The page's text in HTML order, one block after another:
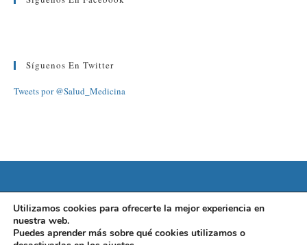
Síguenos En Twitter
Tweets por @Salud_Medicina
AVISO LEGAL|POLÍTICA DE PRIVACIDAD|POLÍTICA DE
Utilizamos cookies para ofrecerte la mejor experiencia en
nuestra web.
Puedes aprender más sobre qué cookies utilizamos o